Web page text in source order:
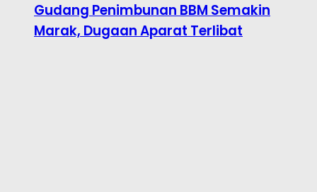
Gudang Penimbunan BBM Semakin
Marak, Dugaan Aparat Terlibat